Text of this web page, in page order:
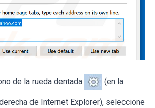
de la rueda dentada (en la
de Internet Explorer), seleccione